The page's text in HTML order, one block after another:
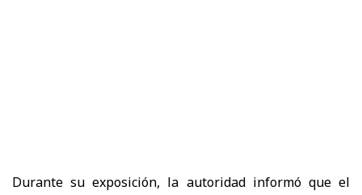
Durante su exposición, la autoridad informó que el